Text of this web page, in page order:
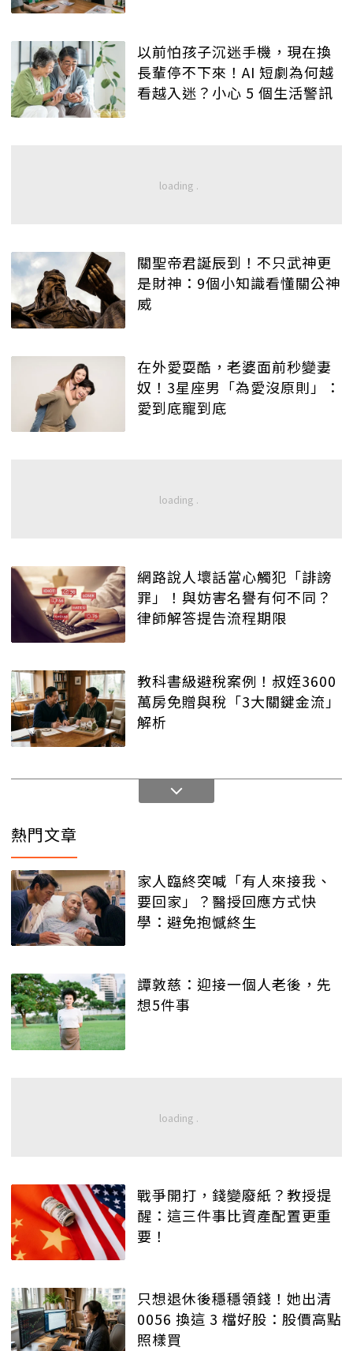
以前怕孩子沉迷手機，現在換
長輩停不下來！AI 短劇為何越
看越入迷？小心 5 個生活警訊
關聖帝君誕辰到！不只武神更
是財神：9個小知識看懂關公神
威
在外愛耍酷，老婆面前秒變妻
奴！3星座男「為愛沒原則」：
愛到底寵到底
網路說人壞話當心觸犯「誹謗
罪」！與妨害名譽有何不同？
律師解答提告流程期限
教科書級避稅案例！叔姪3600
萬房免贈與稅「3大關鍵金流」
解析
熱門文章
家人臨終突喊「有人來接我、
要回家」？醫授回應方式快
學：避免抱憾終生
譚敦慈：迎接一個人老後，先
想5件事
戰爭開打，錢變廢紙？教授提
醒：這三件事比資產配置更重
要！
只想退休後穩穩領錢！她出清
0056 換這 3 檔好股：股價高點
照樣買